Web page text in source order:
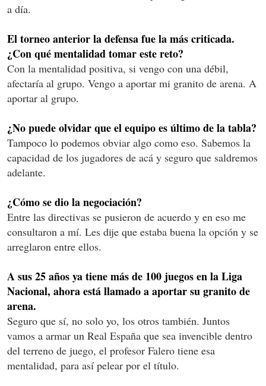
a día.
El torneo anterior la defensa fue la más criticada.
¿Con qué mentalidad tomar este reto?
Con la mentalidad positiva, si vengo con una débil,
afectaría al grupo. Vengo a aportar mi granito de arena. A
aportar al grupo.
¿No puede olvidar que el equipo es último de la tabla?
Tampoco lo podemos obviar algo como eso. Sabemos la
capacidad de los jugadores de acá y seguro que saldremos
adelante.
¿Cómo se dio la negociación?
Entre las directivas se pusieron de acuerdo y en eso me
consultaron a mí. Les dije que estaba buena la opción y se
arreglaron entre ellos.
A sus 25 años ya tiene más de 100 juegos en la Liga
Nacional, ahora está llamado a aportar su granito de
arena.
Seguro que sí, no solo yo, los otros también. Juntos
vamos a armar un Real España que sea invencible dentro
del terreno de juego, el profesor Falero tiene esa
mentalidad, para así pelear por el título.